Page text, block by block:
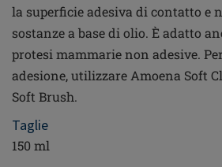
la superficie adesiva di contatto e
sostanze a base di olio. È adatto
protesi mammarie non adesive.
adesione, utilizzare Amoena Soft
Soft Brush.
Taglie
150 ml